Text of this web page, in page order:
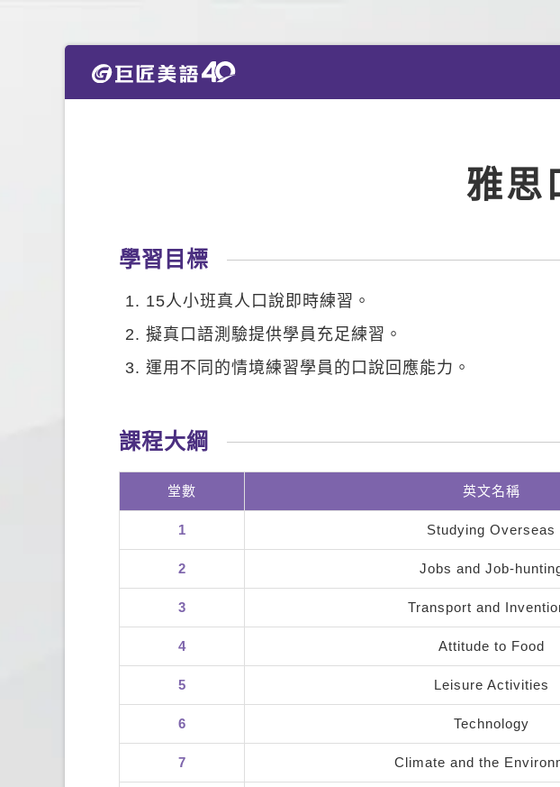
雅思
學習目標
15人小班真人口說即時練習。
擬真口語測驗提供學員充足練習。
運用不同的情境練習學員的口說回應能力。
課程大綱
堂數 英文名稱
1 Studying Overseas
2 Jobs and Job-
3 Transport and
4 Attitude to Food
5 Leisure Activities
6 Technology
7 Climate and the